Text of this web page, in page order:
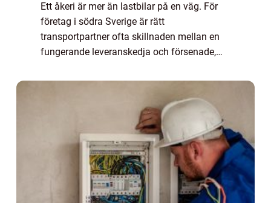
Ett åkeri är mer än lastbilar på en väg. För
företag i södra Sverige är rätt
transportpartner ofta skillnaden mellan en
fungerande leveranskedja och försenade,
Markaryd, med sitt läge mitt emellan Skåne,